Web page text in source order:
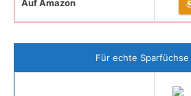
Auf Amazon
Für echte Sparfüchse